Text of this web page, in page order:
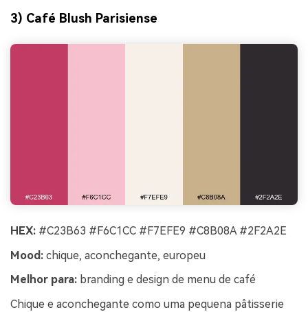
3) Café Blush Parisiense
HEX: #C23B63 #F6C1CC #F7EFE9 #C8B08A #2F2A2E
Mood: chique, aconchegante, europeu
Melhor para: branding e design de menu de café
Chique e aconchegante como uma pequena pâtisserie